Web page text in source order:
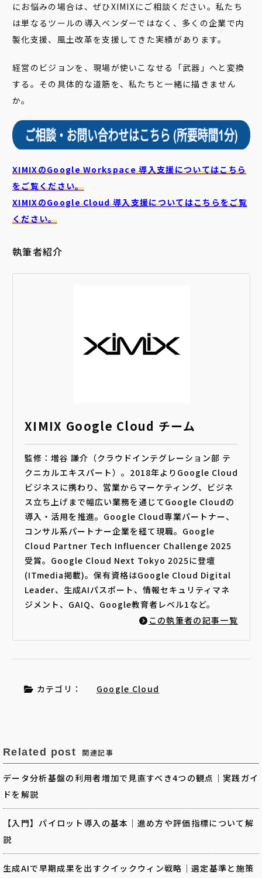
にお悩みの場合は、ぜひXIMIXにご相談ください。私たち
は単なるツールの導入ベンダーではなく、多くの企業で内
製化支援、風土改革を支援してきた実績があります。
経営のビジョンを、現場が使いこなせる「武器」へと変換
する。その具体的な道筋を、私たちと一緒に描きません
か。
XIMIXのGoogle Workspace 導入支援についてはこちら
をご覧ください。
XIMIXのGoogle Cloud導入支援についてはこちらをご覧
ください。
執筆者紹介
XIMIX Google Cloud チーム
監修：増谷 謙介（クラウドインテグレーション部 テ
クニカルエキスパート）。2018年よりGoogle Cloud
ビジネスに携わり、営業からマーケティング、ビジネ
ス立ち上げまで幅広い業務を通じてGoogle Cloudの
導入・活用を推進。Google Cloud専業パートナー、
コンサル系パートナー企業を経て現職。Google
Cloud Partner Tech Influencer Challenge 2025
受賞。Google Cloud Next Tokyo 2025に登壇
(ITmedia掲載)。保有資格はGoogle Cloud Digital
Leader、生成AIパスポート、情報セキュリティマネ
ジメント、GAIQ、Google教育者レベル1など。
この執筆者の記事一覧
カテゴリ： Google Cloud
Related post 関連記事
データ分析基盤の利用者増加で見直すべき4つの観点｜実践ガイ
ドを解説
【入門】パイロット導入の基本｜進め方や評価指標について解
説
生成AIで早期成果を出すクイックウィン戦略｜選定基準と施策